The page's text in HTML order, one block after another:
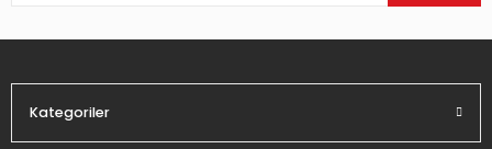
Kategoriler